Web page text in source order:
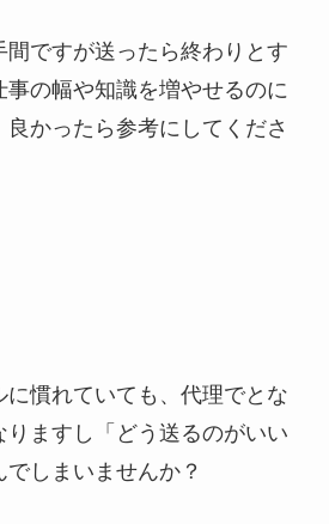
間ですが送ったら終わりとす
事の幅や知識を増やせるのに
かったら参考にしてくださ
慣れていても、代理でとな
りますし「どう送るのがいい
しまいませんか？